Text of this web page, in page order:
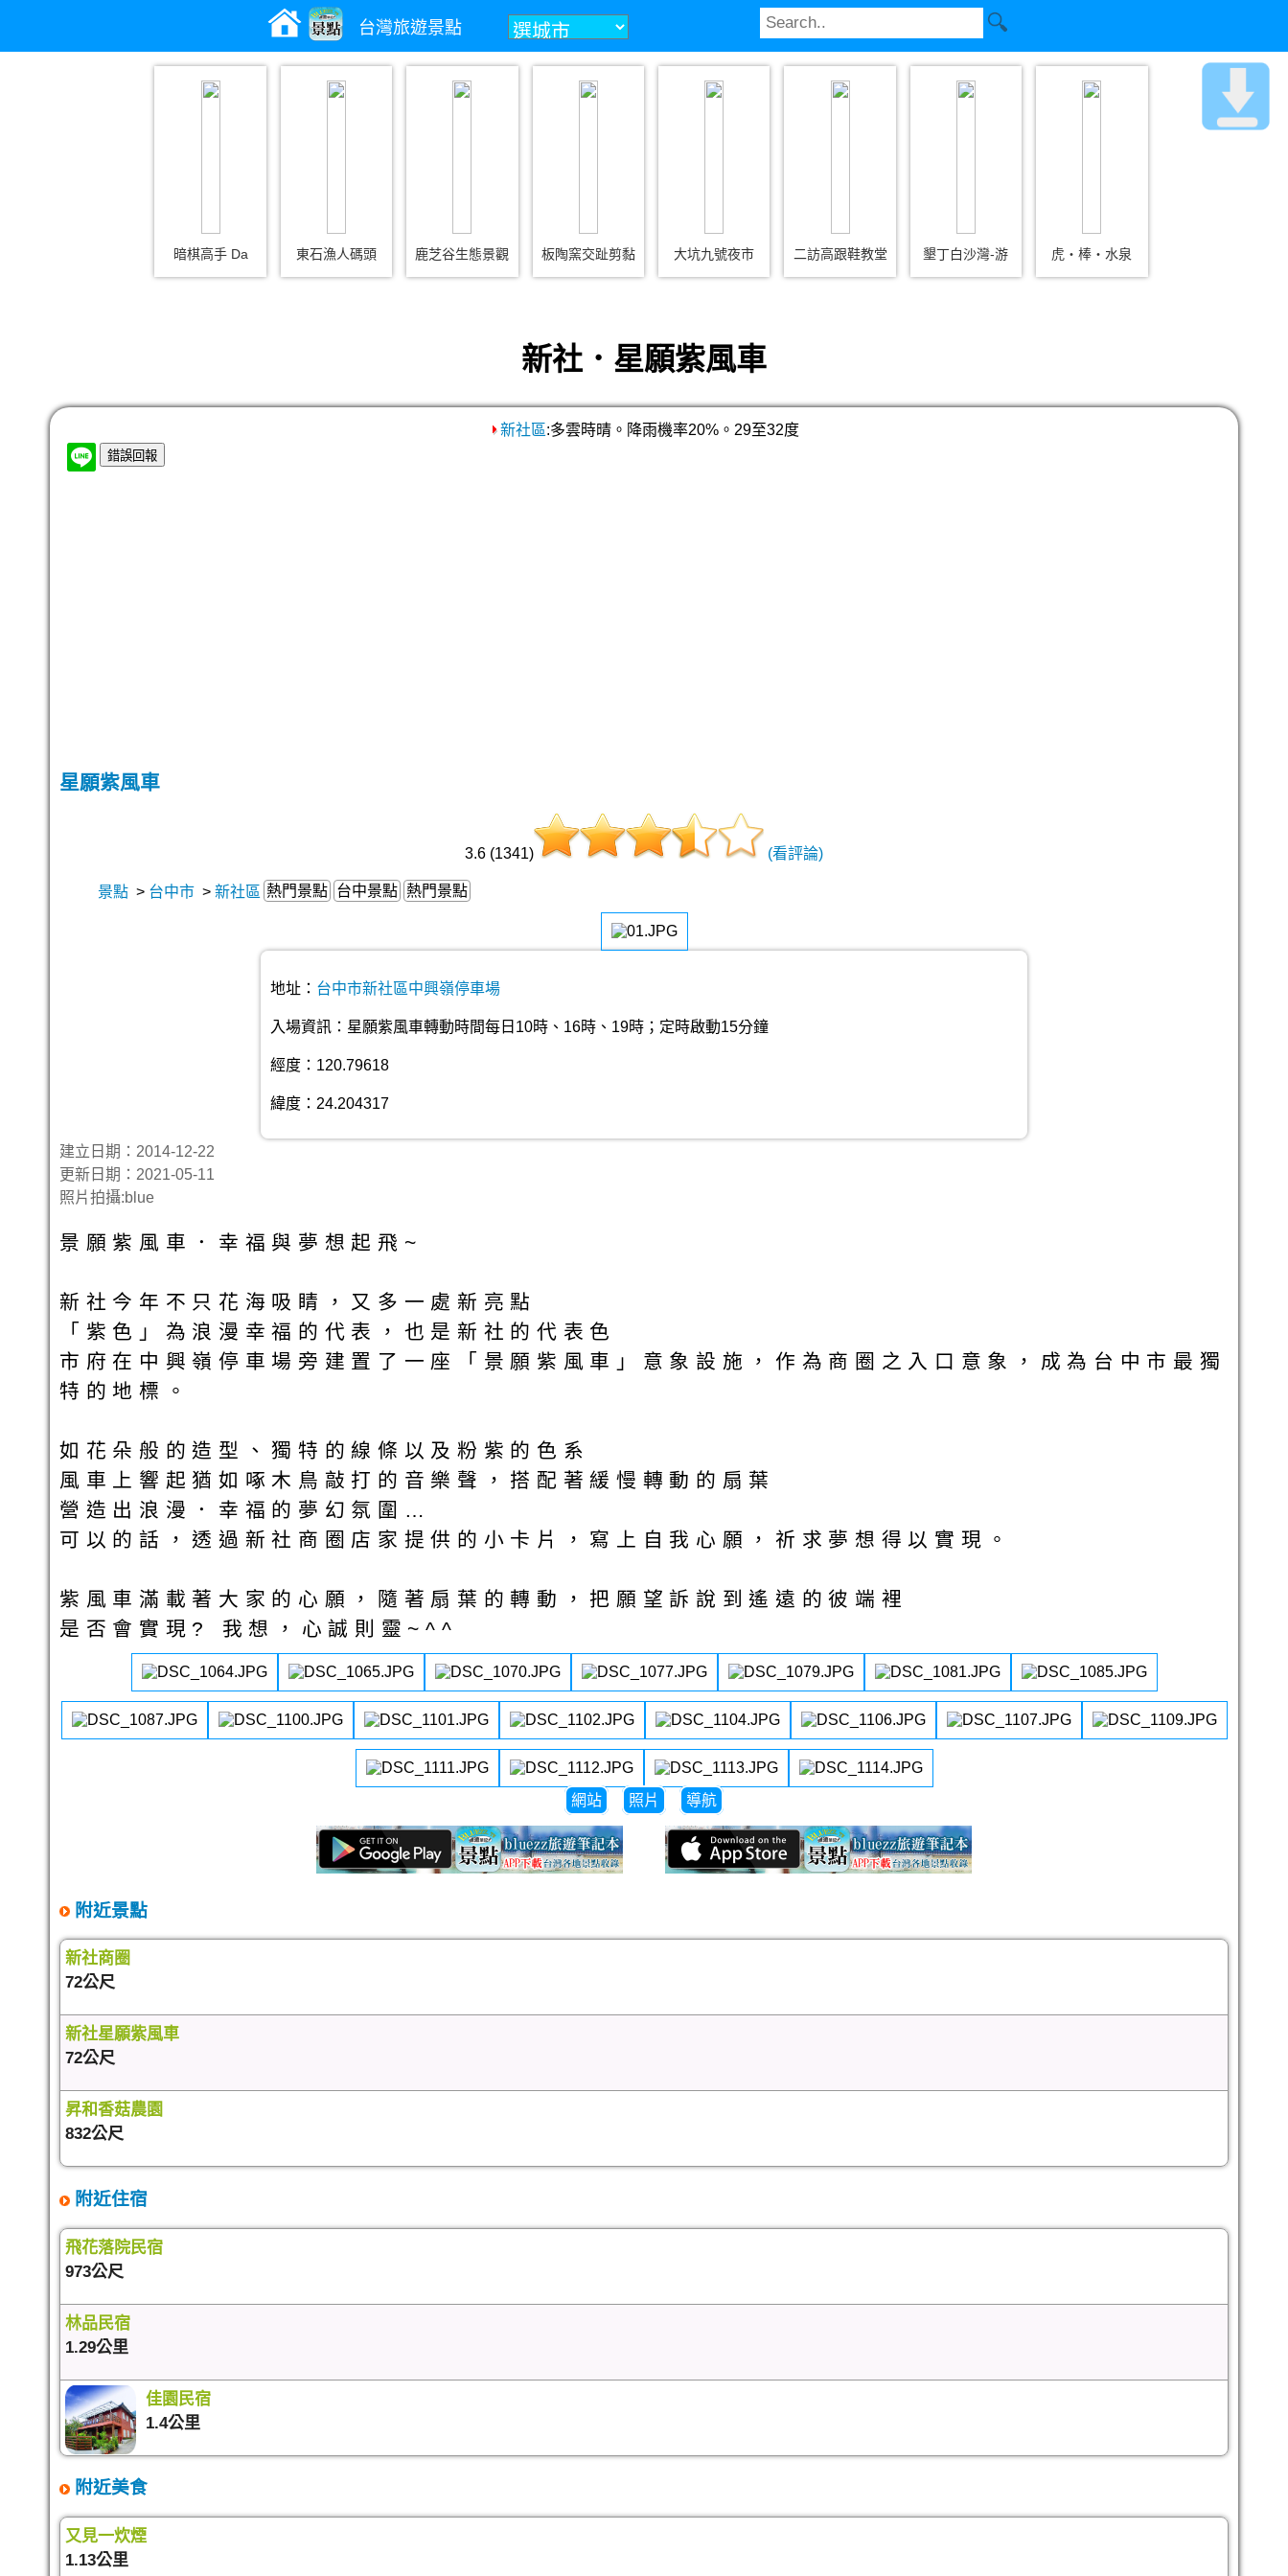
台灣旅遊景點
暗棋高手 Da 東石漁人碼頭 鹿芝谷生態景觀 板陶窯交趾剪黏 大坑九號夜市 二訪高跟鞋教堂 墾丁白沙灣-游 虎‧棒‧水泉
新社．星願紫風車
新社區:多雲時晴。降雨機率20%。29至32度
星願紫風車
3.6 (1341) (看評論)
景點 > 台中市 > 新社區 熱門景點 台中景點 熱門景點
地址： 台中市新社區中興嶺停車場
入場資訊：星願紫風車轉動時間每日10時、16時、19時；定時啟動15分鐘
經度：120.79618
緯度：24.204317
建立日期：2014-12-22
更新日期：2021-05-11
照片拍攝:blue
景願紫風車．幸福與夢想起飛~
新社今年不只花海吸睛，又多一處新亮點
「紫色」為浪漫幸福的代表，也是新社的代表色
市府在中興嶺停車場旁建置了一座「景願紫風車」意象設施，作為商圈之入口意象，成為台中市最獨
特的地標。
如花朵般的造型、獨特的線條以及粉紫的色系
風車上響起猶如啄木鳥敲打的音樂聲，搭配著緩慢轉動的扇葉
營造出浪漫．幸福的夢幻氛圍…
可以的話，透過新社商圈店家提供的小卡片，寫上自我心願，祈求夢想得以實現。
紫風車滿載著大家的心願，隨著扇葉的轉動，把願望訴說到遙遠的彼端裡
是否會實現? 我想，心誠則靈~^^
網站 照片 導航
附近景點
新社商圈
72公尺
新社星願紫風車
72公尺
昇和香菇農園
832公尺
附近住宿
飛花落院民宿
973公尺
林品民宿
1.29公里
佳園民宿
1.4公里
附近美食
又見一炊煙
1.13公里